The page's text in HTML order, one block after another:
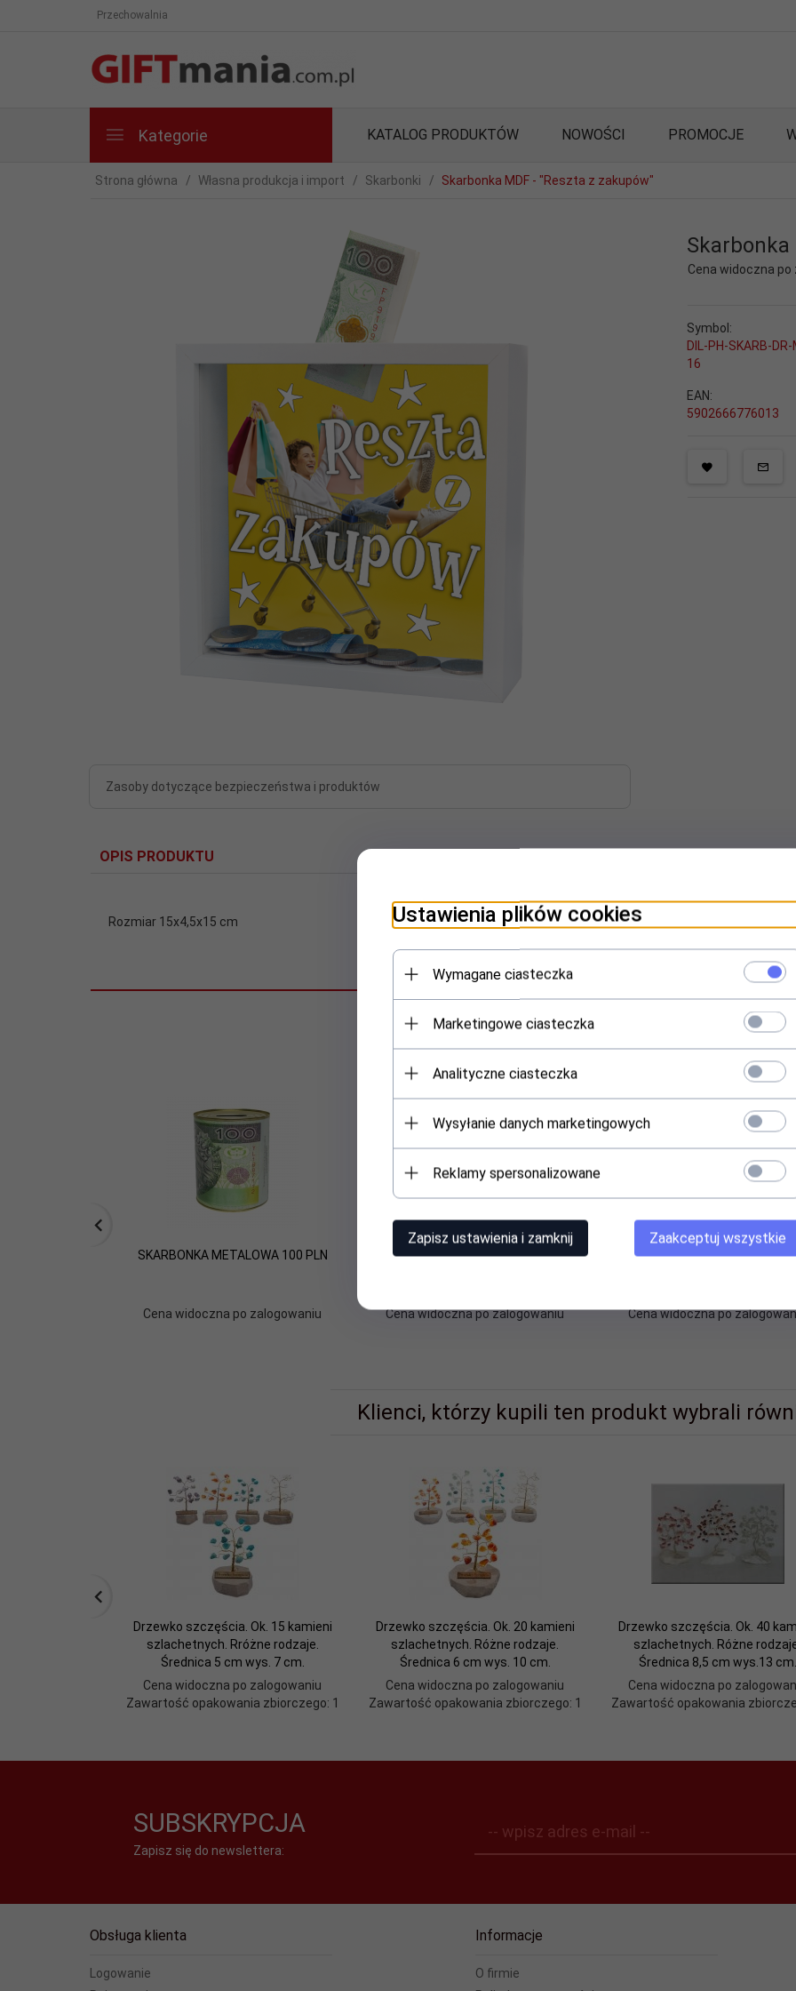
Przechowalnia
Kategorie KATALOG PRODUKTÓW NOWOŚCI PROMOCJE
Strona główna Własna produkcja i import Skarbonki Skarbonka MDF - "Reszta z zakupów"
Zasoby dotyczące bezpieczeństwa i produktów
Skarbonka
Cena widoczna po
Symbol:
DIL-PH-SKARB-DR-
16
EAN:
5902666776013
OPIS PRODUKTU
Rozmiar 15x4,5x15 cm
SKARBONKA METALOWA 100 PLN
Cena widoczna po zalogowaniu
Skarbonka metalowa z napisem
Cena widoczna po zalogowaniu
SKARBONKA METALOWA 10
Cena widoczna po
Klienci, którzy kupili ten produkt wybrali
Drzewko szczęścia. Ok. 15 kamieni
szlachetnych. Rróżne rodzaje.
Średnica 5 cm wys. 7 cm.
Cena widoczna po zalogowaniu
Zawartość opakowania zbiorczego: 1
Drzewko szczęścia. Ok. 20 kamieni
szlachetnych. Różne rodzaje.
Średnica 6 cm wys. 10 cm.
Cena widoczna po zalogowaniu
Zawartość opakowania zbiorczego: 1
Drzewko szczęścia. Ok. 40
szlachetnych. Różne
Średnica 8,5 cm wys.13 cm.
Cena widoczna po
Zawartość opakowania
SUBSKRYPCJA
Zapisz się do newslettera:
-- wpisz adres e-mail --
Obsługa klienta
Logowanie
Informacje
O firmie
Ustawienia plików cookies
Wymagane ciasteczka
Marketingowe ciasteczka
Analityczne ciasteczka
Wysyłanie danych marketingowych
Reklamy spersonalizowane
Zapisz ustawienia i zamknij Zaakceptuj wszystkie